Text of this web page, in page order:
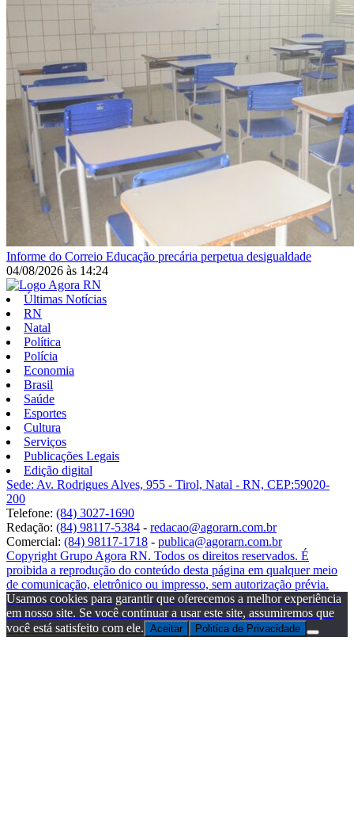
Informe do Correio Educação precária perpetua desigualdade
04/08/2026 às 14:24
Últimas Notícias
RN
Natal
Política
Polícia
Economia
Brasil
Saúde
Esportes
Cultura
Serviços
Publicações Legais
Edição digital
Sede: Av. Rodrigues Alves, 955 - Tirol, Natal - RN, CEP:59020-
200
Telefone: (84) 3027-1690
Redação: (84) 98117-5384 - redacao@agorarn.com.br
Comercial: (84) 98117-1718 - publica@agorarn.com.br
Copyright Grupo Agora RN. Todos os direitos reservados. É
proibida a reprodução do conteúdo desta página em qualquer meio
de comunicação, eletrônico ou impresso, sem autorização prévia.
Usamos cookies para garantir que oferecemos a melhor experiência
em nosso site. Se você continuar a usar este site, assumiremos que
você está satisfeito com ele. Aceitar Politica de Privacidade